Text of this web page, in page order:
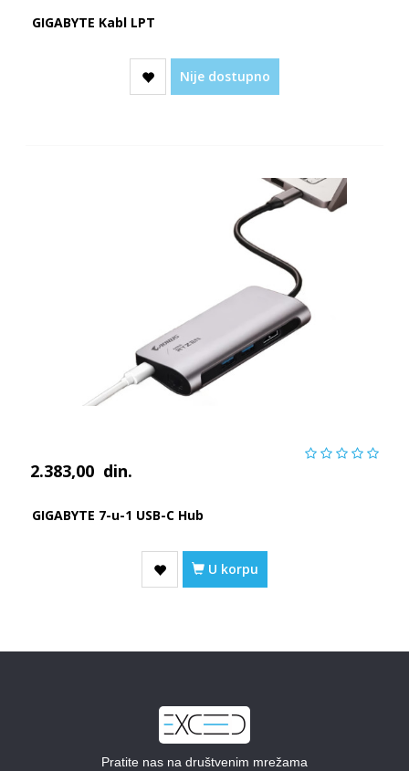
GIGABYTE Kabl LPT
Nije dostupno
2.383,00 din.
GIGABYTE 7-u-1 USB-C Hub
U korpu
Pratite nas na društvenim mrežama